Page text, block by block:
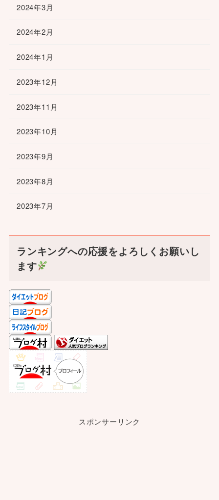
2024年3月
2024年2月
2024年1月
2023年12月
2023年11月
2023年10月
2023年9月
2023年8月
2023年7月
ランキングへの応援をよろしくお願いし
ます
スポンサーリンク